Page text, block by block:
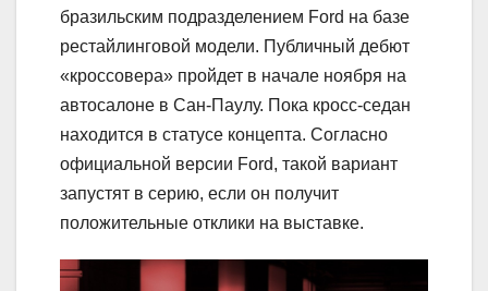
бразильским подразделением Ford на базе
рестайлинговой модели. Публичный дебют
«кроссовера» пройдет в начале ноября на
автосалоне в Сан-Паулу. Пока кросс-седан
находится в статусе концепта. Согласно
официальной версии Ford, такой вариант
запустят в серию, если он получит
положительные отклики на выставке.